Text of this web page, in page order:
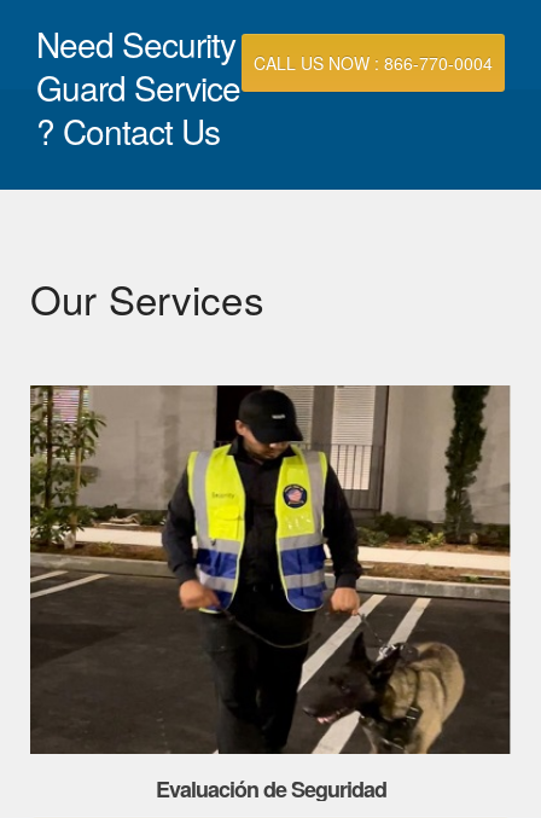
Need Security
Guard Service
? Contact Us
CALL US NOW : 866-770-0004
Our Services
Evaluación de Seguridad